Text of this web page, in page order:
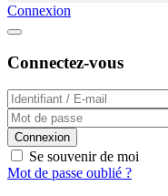
Connexion
Connectez-vous
Connexion
Se souvenir de moi
Mot de passe oublié ?